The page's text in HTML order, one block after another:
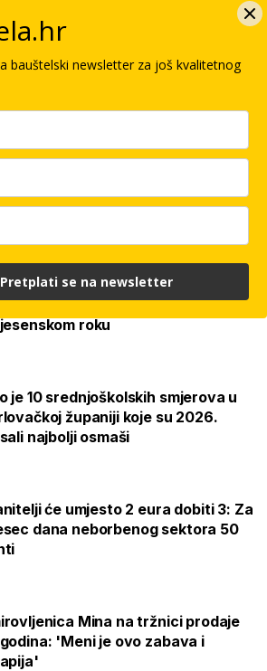
košta keramičar za kvadrat
lektire maturanti se najviše boje,
je jednom bila tema eseja i to
roku
je 10 srednjoškolskih smjerova u
županiji koje su 2026.
najbolji osmaši
će umjesto 2 eura dobiti 3: Za
dana neborbenog sektora 50
Mina na tržnici prodaje
'Meni je ovo zabava i
bauštelski newsletter za još kvalitetnog
Pretplati se na newsletter